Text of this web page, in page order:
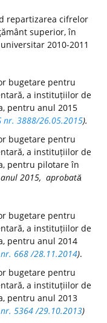
repartizarea cifrelor
superior, în
2010-2011
bugetare pentru
a instituțiilor de
pentru anul 2015
nr. 3888/26.05.2015).
bugetare pentru
a instituțiilor de
pentru pilotare în
2015, aprobată
bugetare pentru
a instituțiilor de
pentru anul 2014
nr. 668 /28.11.2014).
bugetare pentru
a instituțiilor de
pentru anul 2013
nr. 5364 /29.10.2013)